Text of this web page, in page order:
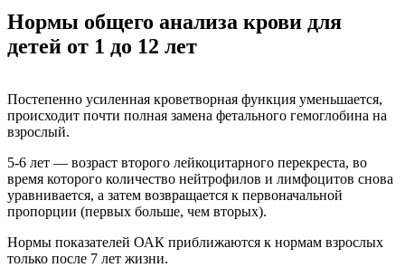
Нормы общего анализа крови для
детей от 1 до 12 лет
Постепенно усиленная кроветворная функция уменьшается,
происходит почти полная замена фетального гемоглобина на
взрослый.
5-6 лет — возраст второго лейкоцитарного перекреста, во
время которого количество нейтрофилов и лимфоцитов снова
уравнивается, а затем возвращается к первоначальной
пропорции (первых больше, чем вторых).
Нормы показателей ОАК приближаются к нормам взрослых
только после 7 лет жизни.